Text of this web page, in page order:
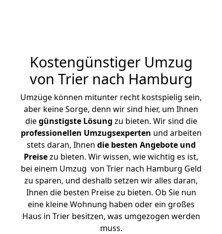
Kostengünstiger Umzug
von Trier nach Hamburg
Umzüge können mitunter recht kostspielig sein,
aber keine Sorge, denn wir sind hier, um Ihnen
diegünstigste Lösung zu bieten. Wir sind die
professionellen Umzugsexperten und arbeiten
stets daran, Ihnen die besten Angebote und
Preisezu bieten. Wir wissen, wie wichtig es ist,
bei einem Umzug von Trier nach Hamburg Geld
zu sparen, und deshalb setzen wir alles daran,
Ihnen die besten Preise zu bieten. Ob Sie nun
eine kleine Wohnung haben oder ein großes
Haus in Trier besitzen, was umgezogen werden
muss.